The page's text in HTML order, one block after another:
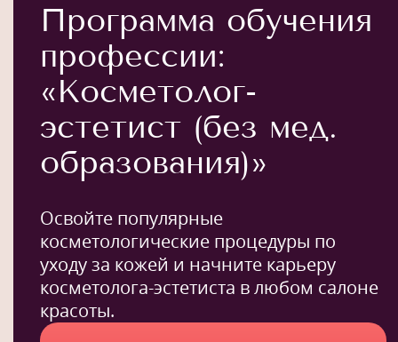
Программа обучения
профессии:
«Косметолог-
эстетист (без мед.
образования)»
Освойте популярные
косметологические процедуры по
уходу за кожей и начните карьеру
косметолога-эстетиста в любом салоне
красоты.